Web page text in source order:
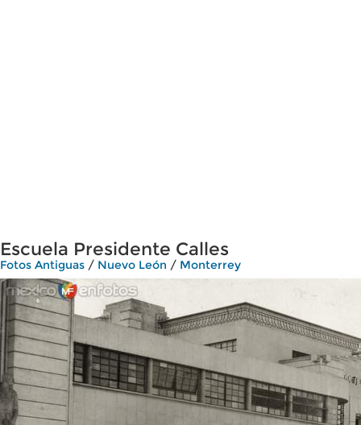
Escuela Presidente Calles
Fotos Antiguas / Nuevo León / Monterrey